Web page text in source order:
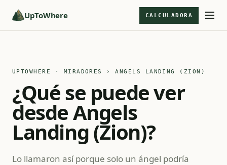
UpToWhere CALCULADORA
UPTOWHERE · MIRADORES › ANGELS LANDING (ZION)
¿Qué se puede ver
desde Angels
Landing (Zion)?
Lo llamaron así porque solo un ángel podría